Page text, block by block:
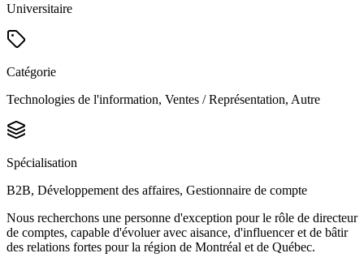
Universitaire
Catégorie
Technologies de l'information, Ventes / Représentation, Autre
Spécialisation
B2B, Développement des affaires, Gestionnaire de compte
Nous recherchons une personne d'exception pour le rôle de directeur
de comptes, capable d'évoluer avec aisance, d'influencer et de bâtir
des relations fortes pour la région de Montréal et de Québec.